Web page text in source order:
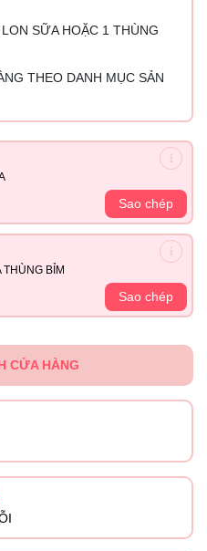
SỮA HOẶC 1 THÙNG
THEO DANH MỤC SẢN
Sao chép
THÙNG BỈM
Sao chép
CỬA HÀNG